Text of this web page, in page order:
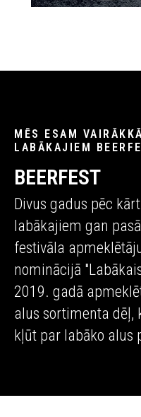
MĒS ESAM
LABĀKAJIEM
BEERFEST
Divus gadus pēc
labākajiem gan
festivāla
nominācijā
2019. gadā
alus sortimenta dēļ,
kļūt par labāko alus